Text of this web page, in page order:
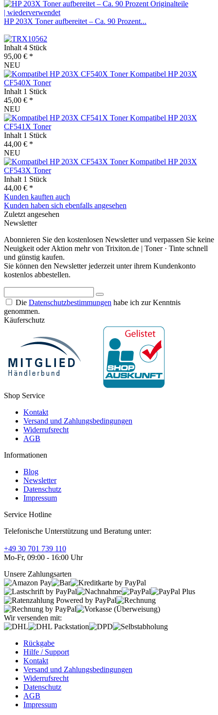
HP 203X Toner aufbereitet – Ca. 90 Prozent...
Inhalt 4 Stück
95,00 € *
NEU
Kompatibel HP 203X
CF540X Toner
Inhalt 1 Stück
45,00 € *
NEU
Kompatibel HP 203X
CF541X Toner
Inhalt 1 Stück
44,00 € *
NEU
Kompatibel HP 203X
CF543X Toner
Inhalt 1 Stück
44,00 € *
Kunden kauften auch
Kunden haben sich ebenfalls angesehen
Zuletzt angesehen
Newsletter
Abonnieren Sie den kostenlosen Newsletter und verpassen Sie keine
Neuigkeit oder Aktion mehr von Trixiton.de | Toner · Tinte schnell
und günstig kaufen.
Sie können den Newsletter jederzeit unter ihrem Kundenkonto
kostenlos abbestellen.
Die Datenschutzbestimmungen habe ich zur Kenntnis
genommen.
Käuferschutz
Shop Service
Kontakt
Versand und Zahlungsbedingungen
Widerrufsrecht
AGB
Informationen
Blog
Newsletter
Datenschutz
Impressum
Service Hotline
Telefonische Unterstützung und Beratung unter:
+49 30 701 739 110
Mo-Fr, 09:00 - 16:00 Uhr
Unsere Zahlungsarten
Wir versenden mit:
Rückgabe
Hilfe / Support
Kontakt
Versand und Zahlungsbedingungen
Widerrufsrecht
Datenschutz
AGB
Impressum